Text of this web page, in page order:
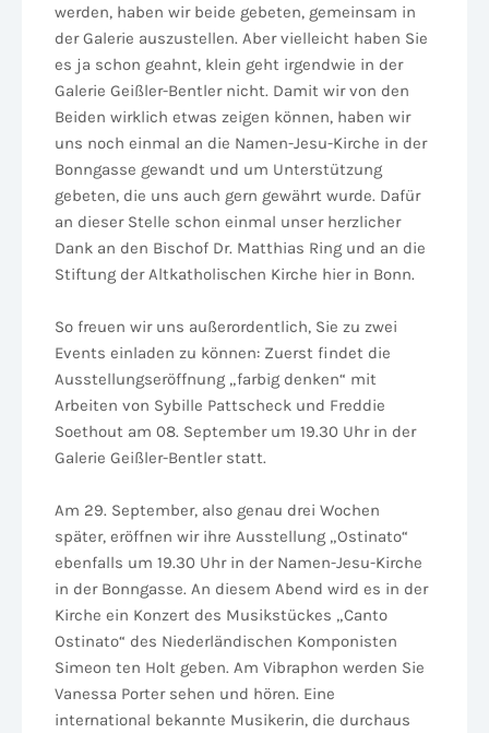
werden, haben wir beide gebeten, gemeinsam in
der Galerie auszustellen. Aber vielleicht haben Sie
es ja schon geahnt, klein geht irgendwie in der
Galerie Geißler-Bentler nicht. Damit wir von den
Beiden wirklich etwas zeigen können, haben wir
uns noch einmal an die Namen-Jesu-Kirche in der
Bonngasse gewandt und um Unterstützung
gebeten, die uns auch gern gewährt wurde. Dafür
an dieser Stelle schon einmal unser herzlicher
Dank an den Bischof Dr. Matthias Ring und an die
Stiftung der Altkatholischen Kirche hier in Bonn.
So freuen wir uns außerordentlich, Sie zu zwei
Events einladen zu können: Zuerst findet die
Ausstellungseröffnung „farbig denken“ mit
Arbeiten von Sybille Pattscheck und Freddie
Soethout am 08. September um 19.30 Uhr in der
Galerie Geißler-Bentler statt.
Am 29. September, also genau drei Wochen
später, eröffnen wir ihre Ausstellung „Ostinato“
ebenfalls um 19.30 Uhr in der Namen-Jesu-Kirche
in der Bonngasse. An diesem Abend wird es in der
Kirche ein Konzert des Musikstückes „Canto
Ostinato“ des Niederländischen Komponisten
Simeon ten Holt geben. Am Vibraphon werden Sie
Vanessa Porter sehen und hören. Eine
international bekannte Musikerin, die durchaus